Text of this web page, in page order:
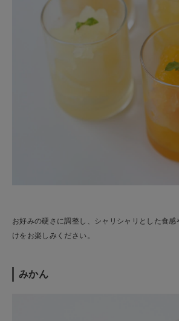
お好みの硬さに調整し、シャリシャリとした食
けをお楽しみください。
みかん